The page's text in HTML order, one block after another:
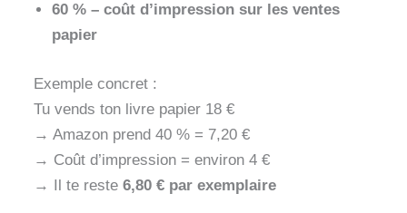
60 % – coût d’impression sur les ventes
papier
Exemple concret :
Tu vends ton livre papier 18 €
→ Amazon prend 40 % = 7,20 €
→ Coût d’impression = environ 4 €
→ Il te reste 6,80 € par exemplaire